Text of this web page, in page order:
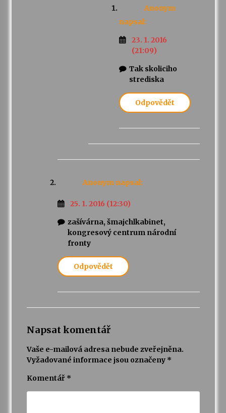
Anonym
napsal:
23. 1. 2016
(21:09)
Tak skoliciho
strediska
Odpovědět
Anonym napsal:
25. 1. 2016 (12:30)
zašívárna, šmajchlkabinet,
kongresový centrum národní
fronty
Odpovědět
Napsat komentář
Vaše e-mailová adresa nebude zveřejněna.
Vyžadované informace jsou označeny *
Komentář *